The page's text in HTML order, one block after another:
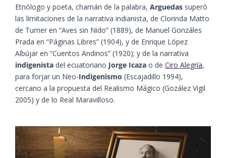
Etnólogo y poeta, chamán de la palabra, Arguedas superó
las limitaciones de la narrativa indianista, de Clorinda Matto
de Turner en “Aves sin Nido” (1889), de Manuel Gonzáles
Prada en “Páginas Libres” (1904), y de Enrique López
Albújar en “Cuentos Andinos” (1920); y de la narrativa
indigenista del ecuatoriano Jorge Icaza o de Ciro Alegría,
para forjar un Neo-Indigenismo ​ (Escajadillo 1994)​,
cercano a la propuesta del Realismo Mágico ​(Gozález Vigil
2005)​ y de lo Real Maravilloso.